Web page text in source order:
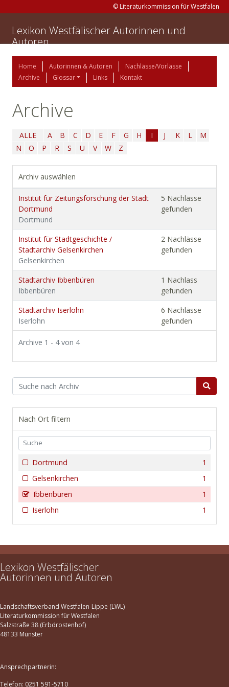
© Literaturkommission für Westfalen
Lexikon Westfälischer Autorinnen und
Autoren
Home Autorinnen & Autoren
Nachlässe/Vorlässe
Archive
Glossar Links Kontakt
Archive
ALLE A B C D E F G H I J K L
M
N
O P R S U V W Z
Archiv auswählen
Institut für Zeitungsforschung der Stadt
Dortmund
Dortmund
5 Nachlässe
gefunden
Institut für Stadtgeschichte /
Stadtarchiv Gelsenkirchen
Gelsenkirchen
2 Nachlässe
gefunden
Stadtarchiv Ibbenbüren
Ibbenbüren
1 Nachlass
gefunden
Stadtarchiv Iserlohn
Iserlohn
6 Nachlässe
gefunden
Archive 1 - 4 von 4
Nach Ort filtern
1
Dortmund
1
Gelsenkirchen
1
Ibbenbüren
1
Iserlohn
Lexikon Westfälischer
Autorinnen und Autoren
Landschaftsverband Westfalen-Lippe (LWL)
Literaturkommission für Westfalen
Salzstraße 38 (Erbdrostenhof)
48133 Münster
Ansprechpartnerin:
Telefon: 0251 591-5710